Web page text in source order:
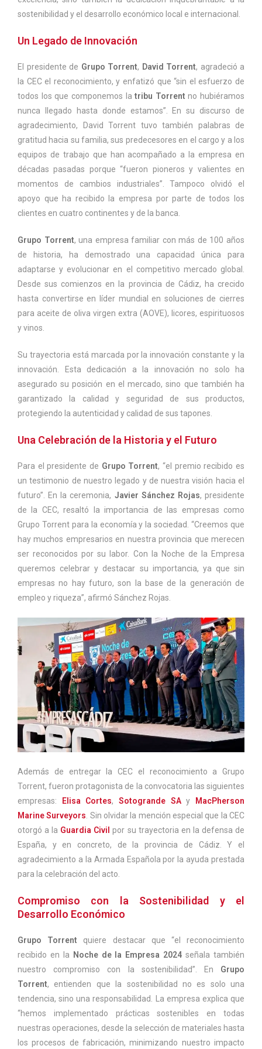
sostenibilidad y el desarrollo económico local e internacional.
Un Legado de Innovación
El presidente de Grupo Torrent, David Torrent, agradeció a
la CEC el reconocimiento, y enfatizó que “sin el esfuerzo de
todos los que componemos la tribu Torrentno hubiéramos
nunca llegado hasta donde estamos”. En su discurso de
agradecimiento, David Torrent tuvo también palabras de
gratitud hacia su familia, sus predecesores en el cargo y a los
equipos de trabajo que han acompañado a la empresa en
décadas pasadas porque “fueron pioneros y valientes en
momentos de cambios industriales”. Tampoco olvidó el
apoyo que ha recibido la empresa por parte de todos los
clientes en cuatro continentes y de la banca.
Grupo Torrent, una empresa familiar con más de 100 años
de historia, ha demostrado una capacidad única para
adaptarse y evolucionar en el competitivo mercado global.
Desde sus comienzos en la provincia de Cádiz, ha crecido
hasta convertirse en líder mundial en soluciones de cierres
para aceite de oliva virgen extra (AOVE), licores, espirituosos
y vinos.
Su trayectoria está marcada por la innovación constante y la
innovación. Esta dedicación a la innovación no solo ha
asegurado su posición en el mercado, sino que también ha
garantizado la calidad y seguridad de sus productos,
protegiendo la autenticidad y calidad de sus tapones.
Una Celebración de la Historia y el Futuro
Para el presidente de Grupo Torrent, “el premio recibido es
un testimonio de nuestro legado y de nuestra visión hacia el
futuro”. En la ceremonia, Javier Sánchez Rojas, presidente
de la CEC, resaltó la importancia de las empresas como
Grupo Torrent para la economía y la sociedad. “Creemos que
hay muchos empresarios en nuestra provincia que merecen
ser reconocidos por su labor. Con la Noche de la Empresa
queremos celebrar y destacar su importancia, ya que sin
empresas no hay futuro, son la base de la generación de
empleo y riqueza”, afirmó Sánchez Rojas.
Además de entregar la CEC el reconocimiento a Grupo
Torrent, fueron protagonista de la convocatoria las siguientes
empresas:
Elisa Cortes,Sotogrande SAy
MacPherson
Marine Surveyors . Sin olvidar la mención especial que la CEC
otorgó a la Guardia Civilpor su trayectoria en la defensa de
España, y en concreto, de la provincia de Cádiz. Y el
agradecimiento a la Armada Española por la ayuda prestada
para la celebración del acto.
Compromiso con la Sostenibilidad y el
Desarrollo Económico
Grupo Torrent quiere destacar que “el reconocimiento
recibido en la Noche de la Empresa 2024 señala también
nuestro compromiso con la sostenibilidad”. En Grupo
Torrent, entienden que la sostenibilidad no es solo una
tendencia, sino una responsabilidad. La empresa explica que
“hemos implementado prácticas sostenibles en todas
nuestras operaciones, desde la selección de materiales hasta
los procesos de fabricación, minimizando nuestro impacto